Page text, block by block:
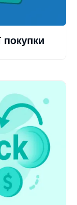
покупки